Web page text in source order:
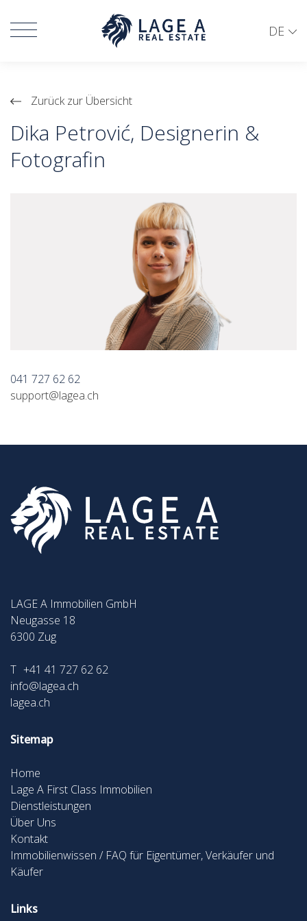
DE
Zurück zur Übersicht
Dika Petrović, Designerin &
Fotografin
041 727 62 62
support@lagea.ch
LAGE A Immobilien GmbH
Neugasse 18
6300 Zug
T +41 41 727 62 62
info@lagea.ch
lagea.ch
Sitemap
Home
Lage A First Class Immobilien
Dienstleistungen
Über Uns
Kontakt
Immobilienwissen / FAQ für Eigentümer, Verkäufer und
Käufer
Links